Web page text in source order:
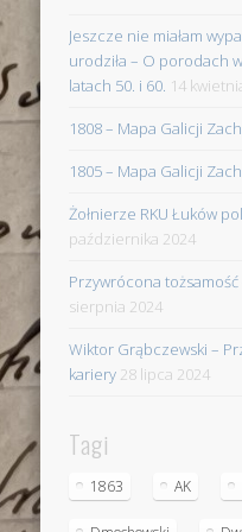
Jeszcze nie miałam
urodziła – O porodach
latach 50. i 60. 14
1808 – Mapa Galicji
1805 – Mapa Galicji
Żołnierze RKU Łuków
października 2024
Przywrócona
sierpnia 2024
Wiktor Grąbczewski –
kariery 28 lipca 2024
Tagi
1863 AK